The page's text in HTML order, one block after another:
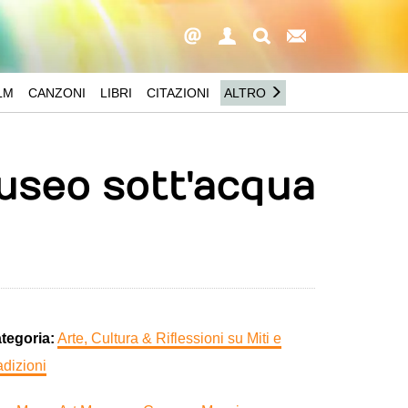
CANZONI LIBRI CITAZIONI ALTRO
sott'acqua
Arte, Cultura & Riflessioni su Miti e